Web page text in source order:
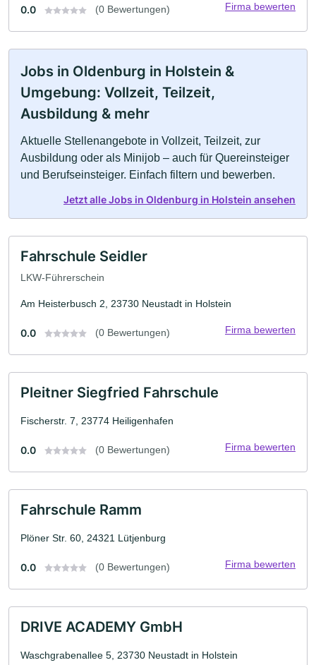
0.0 (0 Bewertungen) Firma bewerten
Jobs in Oldenburg in Holstein &
Umgebung: Vollzeit, Teilzeit,
Ausbildung & mehr
Aktuelle Stellenangebote in Vollzeit, Teilzeit, zur
Ausbildung oder als Minijob – auch für Quereinsteiger
und Berufseinsteiger. Einfach filtern und bewerben.
Jetzt alle Jobs in Oldenburg in Holstein ansehen
Fahrschule Seidler
LKW-Führerschein
Am Heisterbusch 2, 23730 Neustadt in Holstein
0.0 (0 Bewertungen) Firma bewerten
Pleitner Siegfried Fahrschule
Fischerstr. 7, 23774 Heiligenhafen
0.0 (0 Bewertungen) Firma bewerten
Fahrschule Ramm
Plöner Str. 60, 24321 Lütjenburg
0.0 (0 Bewertungen) Firma bewerten
DRIVE ACADEMY GmbH
Waschgrabenallee 5, 23730 Neustadt in Holstein